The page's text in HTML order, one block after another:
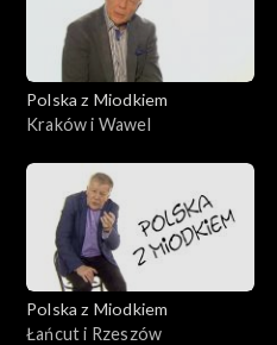
Polska z Miodkiem
Kraków i Wawel
Polska z Miodkiem
Łańcut i Rzeszów